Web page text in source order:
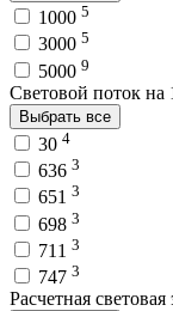
1000 5
3000 5
5000 9
Световой поток на
Выбрать все
30 4
636 3
651 3
698 3
711 3
747 3
Расчетная